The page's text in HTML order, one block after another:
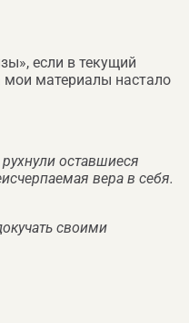
если в текущий
мои материалы настало
оставшиеся
вера в себя.
своими